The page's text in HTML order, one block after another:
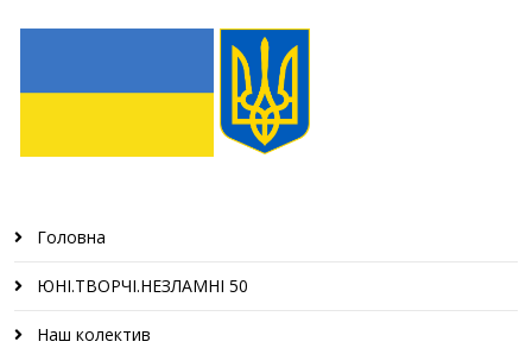
Головна
ЮНІ.ТВОРЧІ.НЕЗЛАМНІ 50
Наш колектив